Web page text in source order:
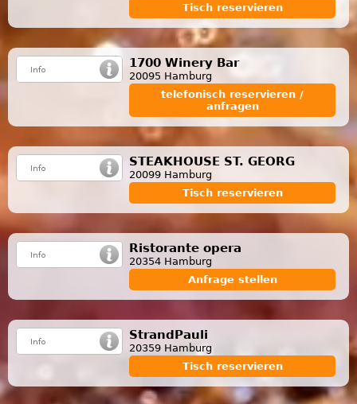
Tisch reservieren
1700 Winery Bar
20095 Hamburg
telefonisch reservieren /
anfragen
STEAKHOUSE ST. GEORG
20099 Hamburg
Tisch reservieren
Ristorante opera
20354 Hamburg
Anfrage stellen
StrandPauli
20359 Hamburg
Tisch reservieren